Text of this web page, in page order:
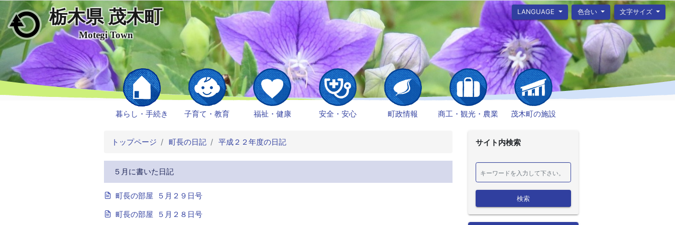
メインコンテンツにスキップ
栃木県 茂木町
Motegi Town
LANGUAGE 色合い 文字サイズ
暮らし・手続き 子育て・教育 福祉・健康 安全・安心 町政情報 商工・観光・農業 茂木町の施設
トップページ 町長の日記 平成２２年度の日記
５月に書いた日記
町長の部屋 ５月２９日号
町長の部屋 ５月２８日号
サイト内検索
検索